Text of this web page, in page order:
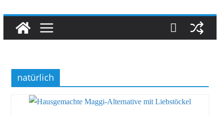
natürlich